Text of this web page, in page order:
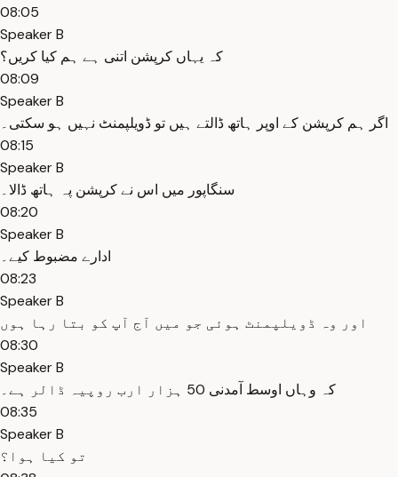
08:05
Speaker B
کہ یہاں کرپشن اتنی ہے ہم کیا کریں؟
08:09
Speaker B
اگر ہم کرپشن کے اوپر ہاتھ ڈالتے ہیں تو ڈویلپمنٹ نہیں ہو سکتی۔
08:15
Speaker B
سنگاپور میں اس نے کرپشن پہ ہاتھ ڈالا۔
08:20
Speaker B
ادارے مضبوط کیے۔
08:23
Speaker B
اور وہ ڈویلپمنٹ ہوئی جو میں آج آپ کو بتا رہا ہوں
08:30
Speaker B
کہ وہاں اوسط آمدنی 50 ہزار ارب روپیہ ڈالر ہے۔
08:35
Speaker B
تو کیا ہوا؟